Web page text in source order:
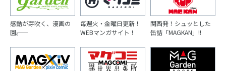
感動が芽吹く、漫画の
園――。
毎週火・金曜日更新！
WEBマンガサイト！
関西発！シュッとした
缶詰「MAGKAN」!!